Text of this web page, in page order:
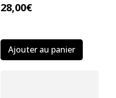
28,00€
Ajouter au panier